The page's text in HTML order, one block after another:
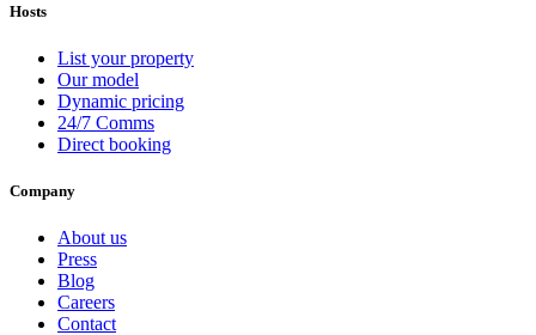
Hosts
List your property
Our model
Dynamic pricing
24/7 Comms
Direct booking
Company
About us
Press
Blog
Careers
Contact